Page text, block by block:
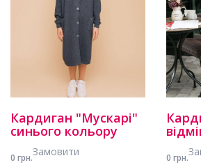
Кардиган "Мускарі"
синього кольору
0 грн.Замовити 0 грн.